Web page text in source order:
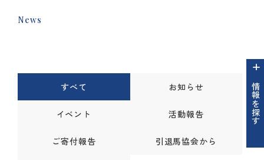
News
情報を探す
すべて お知らせ
イベント 活動報告
ご寄付報告 引退馬協会から